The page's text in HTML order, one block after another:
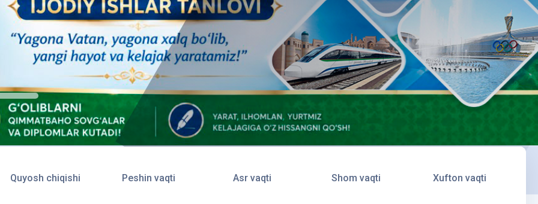
Quyosh chiqishi Peshin vaqti Asr vaqti Shom vaqti Xufton vaqti